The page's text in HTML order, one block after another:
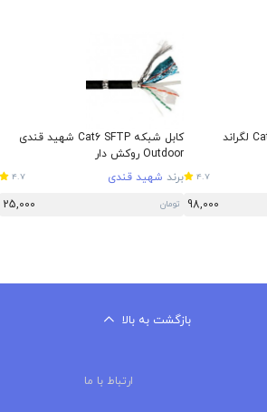
4.7
98,000
کابل شبکه Cat6 SFTP شهید قندی
Outdoor روکش دار
برند شهید قندی 4.7
تومان 25,000
بازگشت به بالا
ارتباط با ما